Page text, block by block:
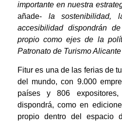
importante en nuestra
añade- la sostenibilidad,
accesibilidad dispondrán
propio como ejes de la
Patronato de Turismo
Fitur es una de las ferias de
del mundo, con 9.000
países y 806
dispondrá, como en
propio dentro del espacio